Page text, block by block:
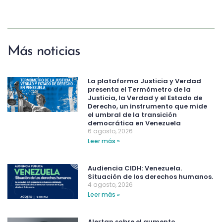
Más noticias
La plataforma Justicia y Verdad
presenta el Termómetro de la
Justicia, la Verdad y el Estado de
Derecho, un instrumento que mide
el umbral de la transición
democrática en Venezuela
6 agosto, 2026
Leer más »
Audiencia CIDH: Venezuela.
Situación de los derechos humanos.
4 agosto, 2026
Leer más »